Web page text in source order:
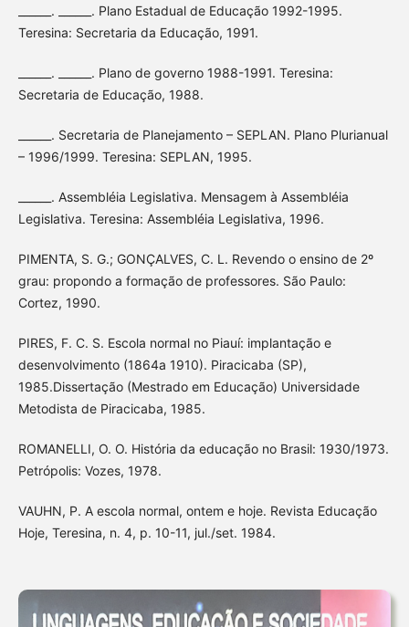
______. ______. Plano Estadual de Educação 1992-1995.
Teresina: Secretaria da Educação, 1991.
______. ______. Plano de governo 1988-1991. Teresina:
Secretaria de Educação, 1988.
______. Secretaria de Planejamento – SEPLAN. Plano Plurianual
– 1996/1999. Teresina: SEPLAN, 1995.
______. Assembléia Legislativa. Mensagem à Assembléia
Legislativa. Teresina: Assembléia Legislativa, 1996.
PIMENTA, S. G.; GONÇALVES, C. L. Revendo o ensino de 2º
grau: propondo a formação de professores. São Paulo:
Cortez, 1990.
PIRES, F. C. S. Escola normal no Piauí: implantação e
desenvolvimento (1864a 1910). Piracicaba (SP),
1985.Dissertação (Mestrado em Educação) Universidade
Metodista de Piracicaba, 1985.
ROMANELLI, O. O. História da educação no Brasil: 1930/1973.
Petrópolis: Vozes, 1978.
VAUHN, P. A escola normal, ontem e hoje. Revista Educação
Hoje, Teresina, n. 4, p. 10-11, jul./set. 1984.